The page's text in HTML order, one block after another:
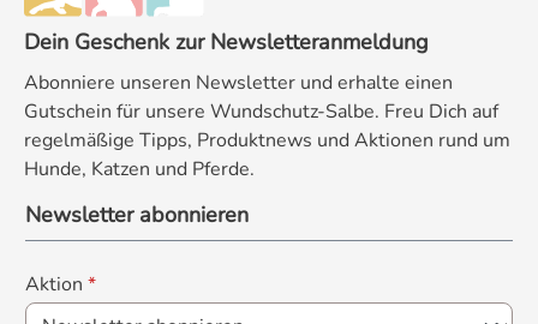
Dein Geschenk zur Newsletteranmeldung
Abonniere unseren Newsletter und erhalte einen
Gutschein für unsere Wundschutz-Salbe. Freu Dich auf
regelmäßige Tipps, Produktnews und Aktionen rund um
Hunde, Katzen und Pferde.
Newsletter abonnieren
Aktion *